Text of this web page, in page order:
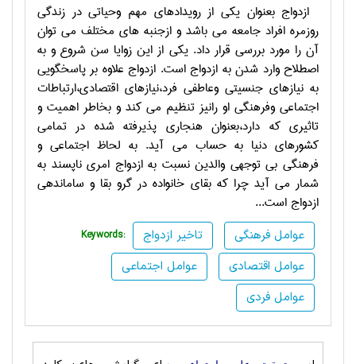
ازدواج بعنوان یکی از رویدادهای مهم وحیاتی در زندگی
روزمره افراد جامعه می باشد و ازجنبه های مختلف می توان
آن را مورد بررسی قرار داد. یکی از این زوایا سن شروع و به
اصطلاح وارد شدن به ازدواج است. ازدواج علاوه بر پاسخگویی
به نیازهای جنسیتی وعاطفی فرد،نیازهای اقتصادی،ارتباطات
اجتماعی وفرهنگی او رانیز تنظیم می کند و بخاطر اهمیت و
تاثیری که دارد،بعنوان هنجاری پذیرفته شده در تمامی
کشورهای دنیا به حساب می آید. به لحاظ اجتماعی و
فرهنگی بی توجهی والدین نسبت به ازدواج امری ناپسند به
شمار می آید چرا که بقای خانواده در گرو بقا و ساماندهی
ازدواج است...
Keywords: تاخیر ازدواج
عوامل فرهنگى
عوامل اجتماعى
عوامل اقتصادى
عوامل فردی